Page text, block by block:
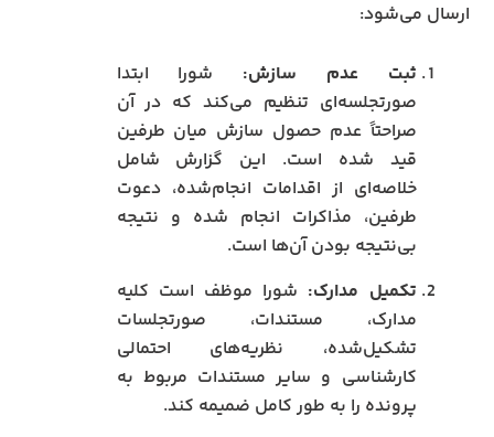
ارسال می‌شود:
ثبت عدم سازش: شورا ابتدا
صورتجلسه‌ای تنظیم می‌کند که در آن
صراحتاً عدم حصول سازش میان طرفین
قید شده است. این گزارش شامل
خلاصه‌ای از اقدامات انجام‌شده، دعوت
طرفین، مذاکرات انجام شده و نتیجه
بی‌نتیجه بودن آن‌ها است.
تکمیل مدارک: شورا موظف است کلیه
مدارک، مستندات، صورتجلسات
تشکیل‌شده، نظریه‌های احتمالی
کارشناسی و سایر مستندات مربوط به
پرونده را به طور کامل ضمیمه کند.